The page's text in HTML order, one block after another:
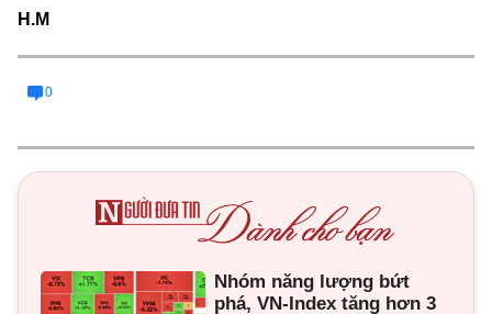
H.M
0
Nhóm năng lượng bứt
phá, VN-Index tăng hơn 3